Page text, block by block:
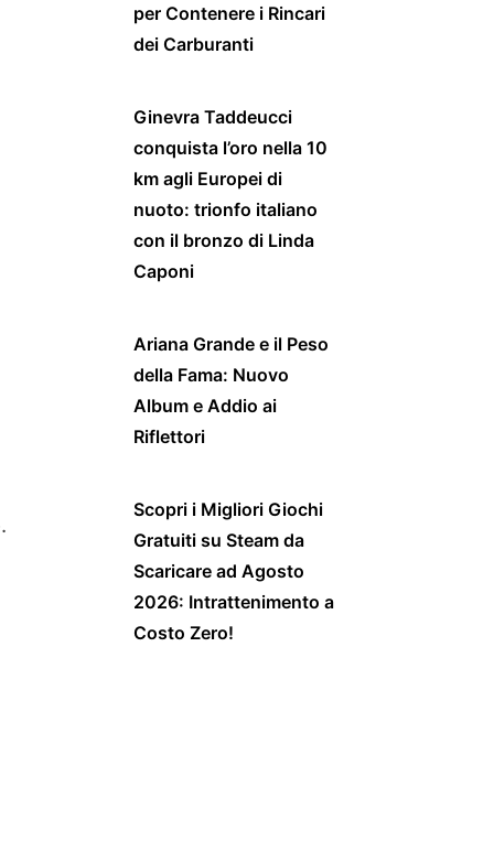
per Contenere i Rincari
dei Carburanti
Ginevra Taddeucci
conquista l’oro nella 10
km agli Europei di
nuoto: trionfo italiano
con il bronzo di Linda
Caponi
Ariana Grande e il Peso
della Fama: Nuovo
Album e Addio ai
Riflettori
Scopri i Migliori Giochi
Gratuiti su Steam da
Scaricare ad Agosto
2026: Intrattenimento a
Costo Zero!